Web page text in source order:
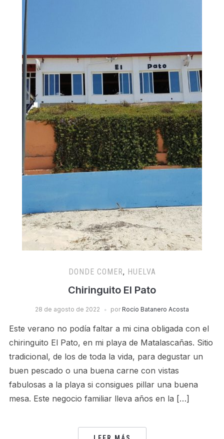
DONDE COMER, HUELVA
Chiringuito El Pato
28 de agosto de 2022 por Rocío Batanero Acosta
Este verano no podía faltar a mi cina obligada con el
chiringuito El Pato, en mi playa de Matalascañas. Sitio
tradicional, de los de toda la vida, para degustar un
buen pescado o una buena carne con vistas
fabulosas a la playa si consigues pillar una buena
mesa. Este negocio familiar lleva años en la […]